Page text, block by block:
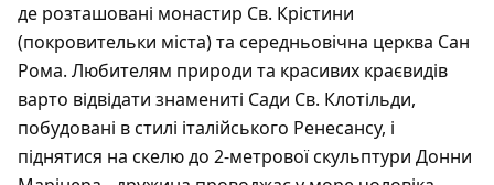
де розташовані монастир Св. Крістини
(покровительки міста) та середньовічна церква Сан
Рома. Любителям природи та красивих краєвидів
варто відвідати знамениті Сади Св. Клотільди,
побудовані в стилі італійського Ренесансу, і
піднятися на скелю до 2-метрової скульптури Донни